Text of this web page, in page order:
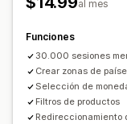
Cambio de moneda
al mes
Funciones
30.000 sesiones
Crear zonas de
Selección de
Filtros de productos
Redireccionamiento